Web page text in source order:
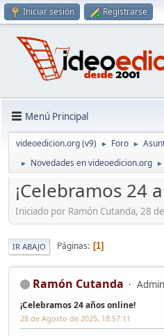
Iniciar sesión Registrarse
Menú Principal
videoedicion.org (v9) ► Foro ►
► Novedades en videoedicion.org ►
¡Celebramos 24
Iniciado por Ramón Cutanda, 28
IR ABAJO Páginas 1
Ramón Cutanda
¡Celebramos 24 años online!
28 de Agosto de 2025, 18:57:11